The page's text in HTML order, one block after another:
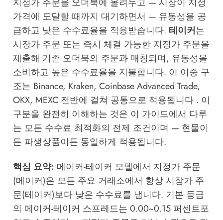
지정가 주문을 오더북에 올려두고 — 시장이 지정
가격에 도달할 때까지 대기하면서 — 유동성을 공
급하고 낮은 수수료율을 적용받습니다. 테이커는
시장가 주문 또는 즉시 체결 가능한 지정가 주문을
제출해 기존 오더북의 주문과 매칭되며, 유동성을
소비하고 높은 수수료율을 지불합니다. 이 이중 구
조는 Binance, Kraken, Coinbase Advanced Trade,
OKX, MEXC 전반에 걸쳐 공통으로 적용됩니다 . 이
구분을 완전히 이해하는 것은 이 가이드에서 다루
는 모든 수수료 최적화의 전제 조건이며 — 현물이
든 파생상품이든 동일하게 적용됩니다.
핵심 요약: 메이커-테이커 모델에서 지정가 주문
(메이커)은 모든 주요 거래소에서 항상 시장가 주
문(테이커)보다 낮은 수수료를 냅니다. 기본 등급
의 메이커-테이커 스프레드는 0.00~0.15 퍼센트포